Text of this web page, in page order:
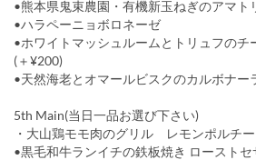
•熊本県鬼束農園・有機新玉ねぎのアマト
•ハラペーニョボロネーゼ
•ホワイトマッシュルームとトリュフのチ
(＋¥200)
•天然海老とオマールビスクのカルボナー
5th Main(当日一品お選び下さい)
・大山鶏モモ肉のグリル レモンポルチ
•黒毛和牛ランイチの鉄板焼き ロースト